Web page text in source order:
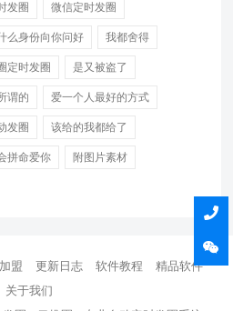
发圈 微信定时发圈
么身份向你问好 我都舍得
定时发圈 是又被盗了
谓的 爱一个人最好的方式
发圈 该给的我都给了
拼命爱你 附图片素材
盟 更新日志 软件教程
精品软件
关于我们